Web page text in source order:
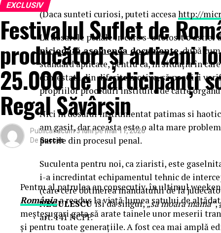
(Daca sunteti curiosi, puteti accesahttp://
La dosarele penale în care s–a folosit o astfel
niciodată asemenea documente, după
standard aplicate, pentru ca, în situația în
contestată din diferite motive, să poată fi
propriilor proceduri instituite de către
Nici in dosarul instrumentat patimas si
am gasit, dar aceasta este o alta mare
partile din procesul penal.
Suculenta pentru noi, ca ziaristi, este
i-a incredintat echipamentul tehnic de
(care cere obtinerea mandatului de la
NEGULESCUisi da singur,„sa moara mama”,
art. 141 NCPP.
EXCLUSIV
Festivalul Suflet de
producători și artizani
25.000 de participanți
Regal Săvârșin
Publicatacum 3 lunipe mai 11, 2026
De Succes
Pentru al patrulea an consecutiv, în ultimul
Româniaa readus la viață lumea satului de
meșteșugari gata să arate tainele unor meserii
și pentru toate generațiile. A fost cea mai amplă